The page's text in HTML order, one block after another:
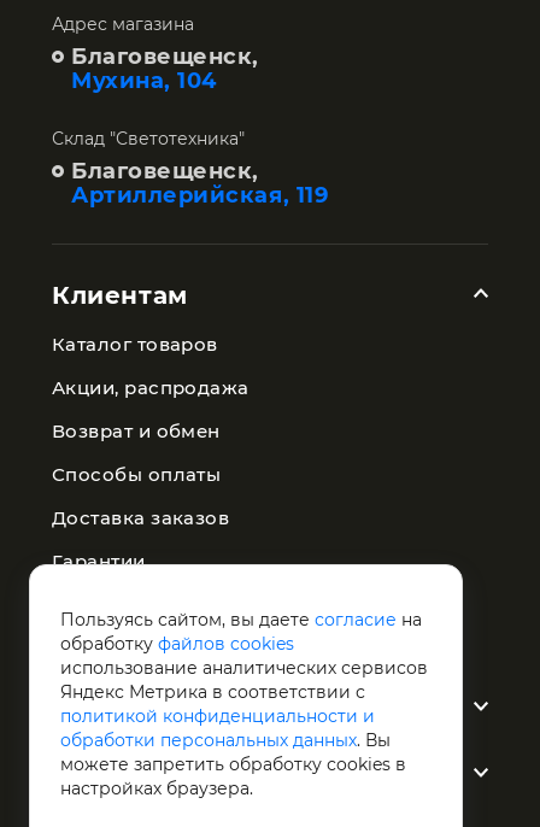
Адрес магазина
Благовещенск,
Мухина, 104
Склад "Светотехника"
Благовещенск,
Артиллерийская, 119
Клиентам
Каталог товаров
Акции, распродажа
Возврат и обмен
Способы оплаты
Доставка заказов
Гарантии
Политика конфиденциальности
О компании
Услуги
Пользуясь сайтом, вы даете согласие на
обработку файлов cookies
использование аналитических сервисов
Яндекс Метрика в соответствии с
политикой конфиденциальности и
обработки персональных данных. Вы
можете запретить обработку сookies в
настройках браузера.